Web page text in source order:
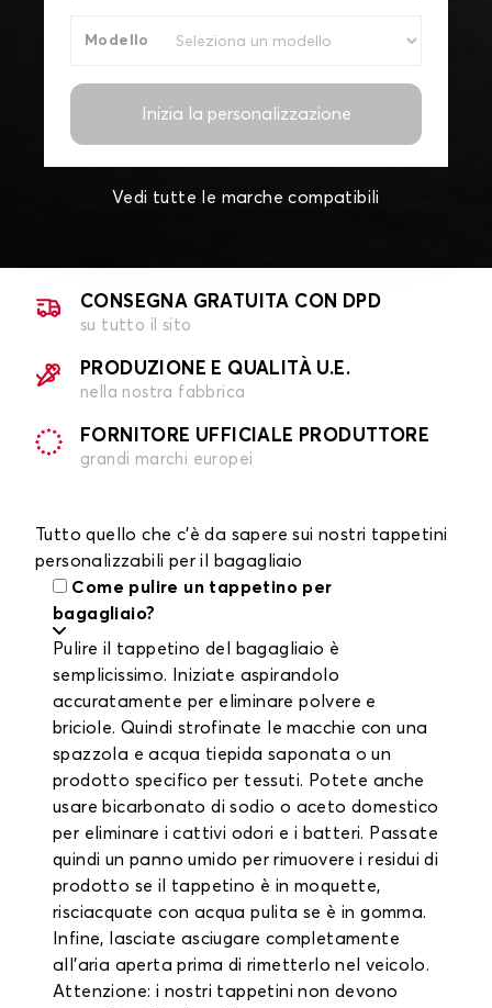
Modello
Inizia la personalizzazione
Vedi tutte le marche compatibili
CONSEGNA GRATUITA CON DPD
su tutto il sito
PRODUZIONE E QUALITÀ U.E.
nella nostra fabbrica
FORNITORE UFFICIALE PRODUTTORE
grandi marchi europei
Tutto quello che c'è da sapere sui nostri tappetini
personalizzabili per il bagagliaio
Come pulire un tappetino per
bagagliaio?
Pulire il tappetino del bagagliaio è
semplicissimo. Iniziate aspirandolo
accuratamente per eliminare polvere e
briciole. Quindi strofinate le macchie con una
spazzola e acqua tiepida saponata o un
prodotto specifico per tessuti. Potete anche
usare bicarbonato di sodio o aceto domestico
per eliminare i cattivi odori e i batteri. Passate
quindi un panno umido per rimuovere i residui di
prodotto se il tappetino è in moquette,
risciacquate con acqua pulita se è in gomma.
Infine, lasciate asciugare completamente
all'aria aperta prima di rimetterlo nel veicolo.
Attenzione: i nostri tappetini non devono